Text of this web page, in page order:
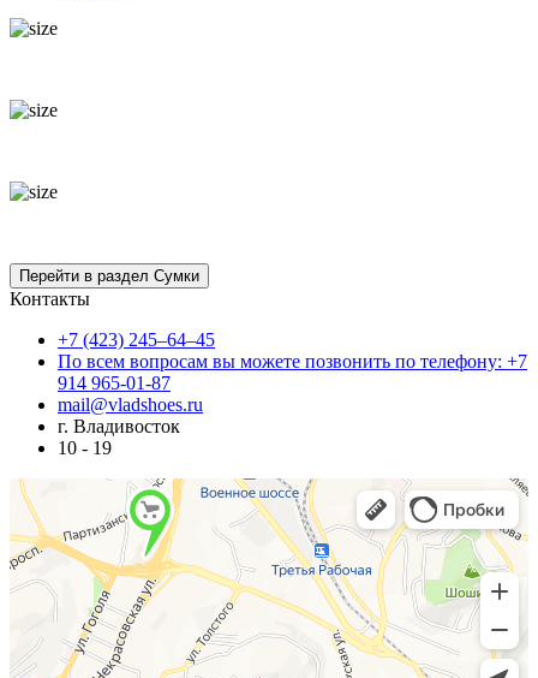
Контакты
+7 (423) 245–64–45
По всем вопросам вы можете позвонить по телефону: +7
914 965-01-87
mail@vladshoes.ru
г. Владивосток
10 - 19